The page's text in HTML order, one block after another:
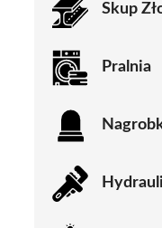
Skup
Pralnia